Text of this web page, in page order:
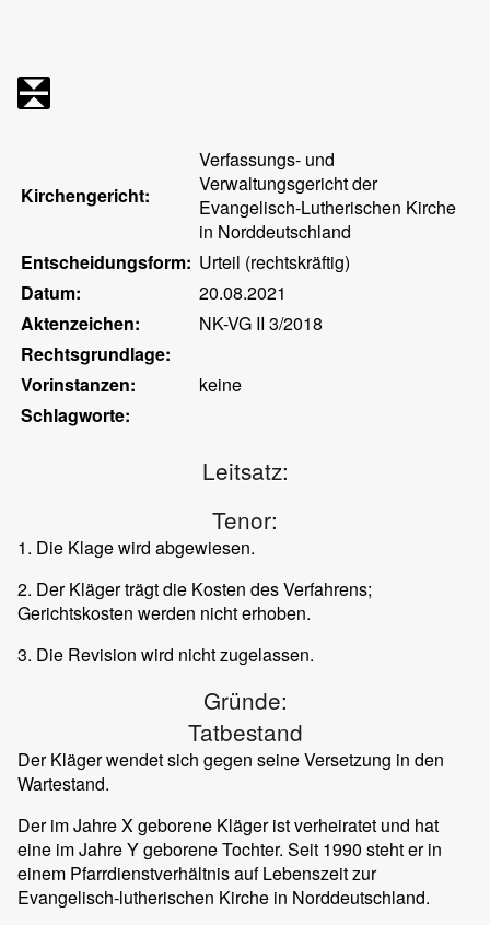
Kirchengericht:
Verfassungs- und
Verwaltungsgericht der
Evangelisch-Lutherischen Kirche
in Norddeutschland
Entscheidungsform: Urteil (rechtskräftig)
Datum:
20.08.2021
Aktenzeichen:
NK-VG II 3/2018
Rechtsgrundlage:
Vorinstanzen:
keine
Schlagworte:
Leitsatz:
Tenor:
1. Die Klage wird abgewiesen.
2. Der Kläger trägt die Kosten des Verfahrens;
Gerichtskosten werden nicht erhoben.
3. Die Revision wird nicht zugelassen.
Gründe:
Tatbestand
Der Kläger wendet sich gegen seine Versetzung in den
Wartestand.
Der im Jahre X geborene Kläger ist verheiratet und hat
eine im Jahre Y geborene Tochter. Seit 1990 steht er in
einem Pfarrdienstverhältnis auf Lebenszeit zur
Evangelisch-lutherischen Kirche in Norddeutschland.